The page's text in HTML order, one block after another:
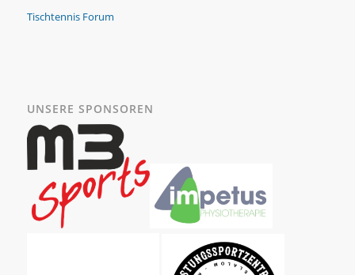
Tischtennis Forum
UNSERE SPONSOREN